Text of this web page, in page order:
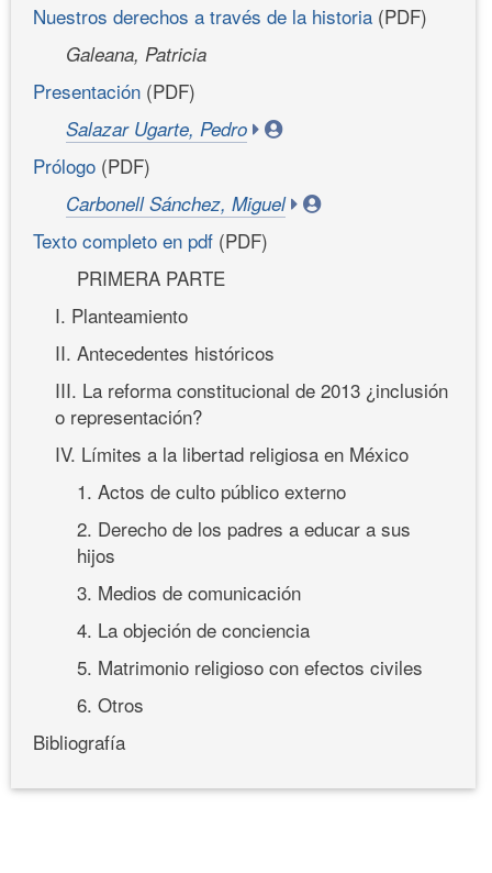
Nuestros derechos a través de la historia (PDF)
Galeana, Patricia
Presentación (PDF)
Salazar Ugarte, Pedro
Prólogo (PDF)
Carbonell Sánchez, Miguel
Texto completo en pdf (PDF)
PRIMERA PARTE
I. Planteamiento
II. Antecedentes históricos
III. La reforma constitucional de 2013 ¿inclusión
o representación?
IV. Límites a la libertad religiosa en México
1. Actos de culto público externo
2. Derecho de los padres a educar a sus
hijos
3. Medios de comunicación
4. La objeción de conciencia
5. Matrimonio religioso con efectos civiles
6. Otros
Bibliografía